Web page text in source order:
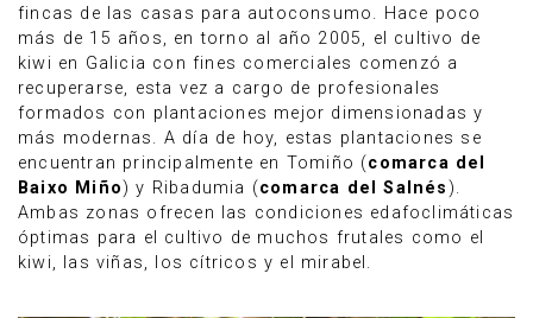
fincas de las casas para autoconsumo. Hace poco
más de 15 años, en torno al año 2005, el cultivo de
kiwi en Galicia con fines comerciales comenzó a
recuperarse, esta vez a cargo de profesionales
formados con plantaciones mejor dimensionadas y
más modernas. A día de hoy, estas plantaciones se
encuentran principalmente en Tomiño (comarca del
Baixo Miño) y Ribadumia (comarca del Salnés ).
Ambas zonas ofrecen las condiciones edafoclimáticas
óptimas para el cultivo de muchos frutales como el
kiwi, las viñas, los cítricos y el mirabel.